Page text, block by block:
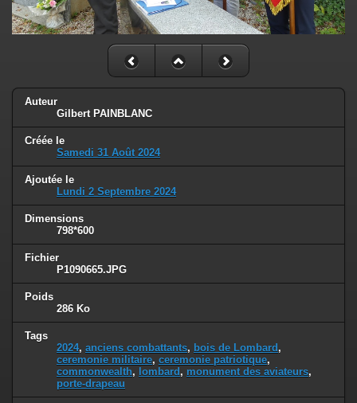
Auteur
Gilbert PAINBLANC
Créée le
Samedi 31 Août 2024
Ajoutée le
Lundi 2 Septembre 2024
Dimensions
798*600
Fichier
P1090665.JPG
Poids
286 Ko
Tags
2024, anciens combattants, bois de Lombard,
ceremonie militaire, ceremonie patriotique,
commonwealth, lombard, monument des aviateurs,
porte-drapeau